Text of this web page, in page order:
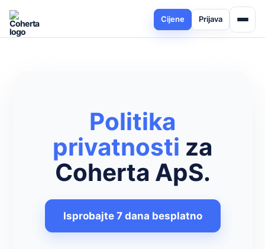
Cijene Prijava
Politika
privatnosti za
Coherta ApS.
Isprobajte 7 dana besplatno